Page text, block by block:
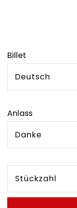
Billet
Deutsch
Anlass
Danke
Stückzahl